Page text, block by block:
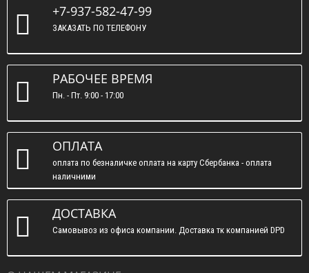
+7-937-582-47-99
ЗАКАЗАТЬ ПО ТЕЛЕФОНУ
РАБОЧЕЕ ВРЕМЯ
Пн. - Пт. 9:00 - 17:00
ОПЛАТА
оплата по безналичке оплата на карту Сбербанка - оплата
наличними
ДОСТАВКА
Самовывоз из офиса компании. Доставка тк компанией DPD